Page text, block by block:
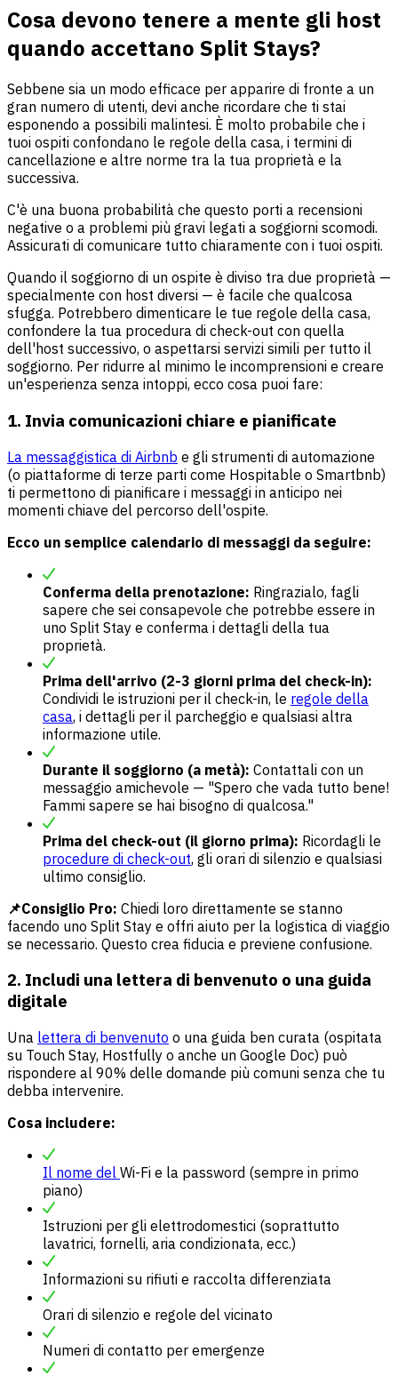
Cosa devono tenere a mente gli host
quando accettano Split Stays?
Sebbene sia un modo efficace per apparire di fronte a un
gran numero di utenti, devi anche ricordare che ti stai
esponendo a possibili malintesi. È molto probabile che i
tuoi ospiti confondano le regole della casa, i termini di
cancellazione e altre norme tra la tua proprietà e la
successiva.
C'è una buona probabilità che questo porti a recensioni
negative o a problemi più gravi legati a soggiorni scomodi.
Assicurati di comunicare tutto chiaramente con i tuoi ospiti.
Quando il soggiorno di un ospite è diviso tra due proprietà —
specialmente con host diversi — è facile che qualcosa
sfugga. Potrebbero dimenticare le tue regole della casa,
confondere la tua procedura di check-out con quella
dell'host successivo, o aspettarsi servizi simili per tutto il
soggiorno. Per ridurre al minimo le incomprensioni e creare
un'esperienza senza intoppi, ecco cosa puoi fare:
1. Invia comunicazioni chiare e pianificate
La messaggistica di Airbnb e gli strumenti di automazione
(o piattaforme di terze parti come Hospitable o Smartbnb)
ti permettono di pianificare i messaggi in anticipo nei
momenti chiave del percorso dell'ospite.
Ecco un semplice calendario di messaggi da seguire:
Conferma della prenotazione: Ringrazialo, fagli
sapere che sei consapevole che potrebbe essere in
uno Split Stay e conferma i dettagli della tua
proprietà.
Prima dell'arrivo (2-3 giorni prima del check-in):
Condividi le istruzioni per il check-in, le regole della
casa, i dettagli per il parcheggio e qualsiasi altra
informazione utile.
Durante il soggiorno (a metà): Contattali con un
messaggio amichevole — "Spero che vada tutto bene!
Fammi sapere se hai bisogno di qualcosa."
Prima del check-out (il giorno prima): Ricordagli le
procedure di check-out, gli orari di silenzio e qualsiasi
ultimo consiglio.
📌Consiglio Pro: Chiedi loro direttamente se stanno
facendo uno Split Stay e offri aiuto per la logistica di viaggio
se necessario. Questo crea fiducia e previene confusione.
2. Includi una lettera di benvenuto o una guida
digitale
Una lettera di benvenuto o una guida ben curata (ospitata
su Touch Stay, Hostfully o anche un Google Doc) può
rispondere al 90% delle domande più comuni senza che tu
debba intervenire.
Cosa includere:
Il nome del Wi-Fi e la password (sempre in primo
piano)
Istruzioni per gli elettrodomestici (soprattutto
lavatrici, fornelli, aria condizionata, ecc.)
Informazioni su rifiuti e raccolta differenziata
Orari di silenzio e regole del vicinato
Numeri di contatto per emergenze